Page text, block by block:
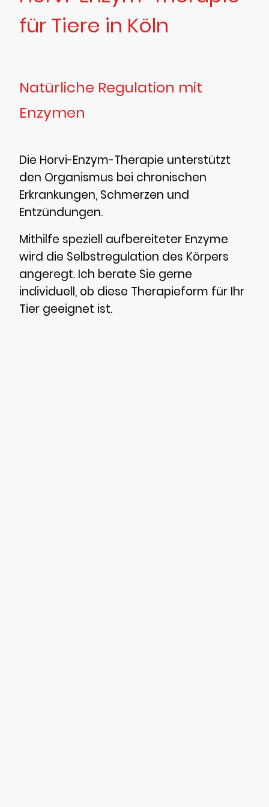
für Tiere in Köln
Natürliche Regulation mit
Enzymen
Die Horvi-Enzym-Therapie unterstützt
den Organismus bei chronischen
Erkrankungen, Schmerzen und
Entzündungen.
Mithilfe speziell aufbereiteter Enzyme
wird die Selbstregulation des Körpers
angeregt. Ich berate Sie gerne
individuell, ob diese Therapieform für Ihr
Tier geeignet ist.